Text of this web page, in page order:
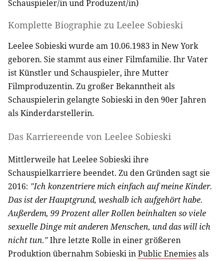
Schauspieler/inundProduzent/in)
Komplette Biographie zu Leelee Sobieski
Leelee Sobieski wurde am 10.06.1983 in New York
geboren. Sie stammt aus einer Filmfamilie. Ihr Vater
ist Künstler und Schauspieler, ihre Mutter
Filmproduzentin. Zu großer Bekanntheit als
Schauspielerin gelangte Sobieski in den 90er Jahren
als Kinderdarstellerin.
Das Karriereende von Leelee Sobieski
Mittlerweile hat Leelee Sobieski ihre
Schauspielkarriere beendet. Zu den Gründen sagt sie
2016: "Ich konzentriere mich einfach auf meine Kinder.
Das ist der Hauptgrund, weshalb ich aufgehört habe.
Außerdem, 99 Prozent aller Rollen beinhalten so viele
sexuelle Dinge mit anderen Menschen, und das will ich
nicht tun."Ihre letzte Rolle in einer größeren
Produktion übernahm Sobieski inPublic Enemiesals